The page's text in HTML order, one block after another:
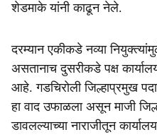
शेडमाके यांनी काढून नेले.
दरम्यान एकीकडे नव्या
असतानाच दुसरीकडे पक्ष
आहे. गडचिरोली जिल्हाप्रमुख
हा वाद उफाळला असून माजी
डावलल्याच्या नाराजीतून